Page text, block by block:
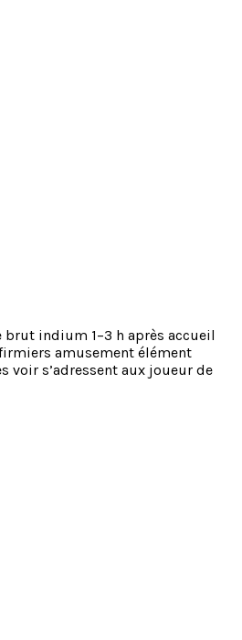
indium 1–3 h après accueil
amusement élément
s’adressent aux joueur de